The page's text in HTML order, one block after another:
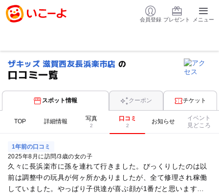
会員登録 プレゼント メニュー
ザキッズ 滋賀西友長浜楽市店 の
口コミ一覧
スポット情報 クーポン チケット
TOP 詳細情報 写真
2
口コミ
2
お知らせ
イベント
見どころ
1年前の口コミ
2025年8月に訪問/3歳の女の子
久々に長浜楽市に孫を連れて行きました。びっくりしたのは以
前は調整中の玩具が何ヶ所かありましたが、全て修理され稼働
していました。やっぱり子供達が喜ぶ顔が1番だと思います。